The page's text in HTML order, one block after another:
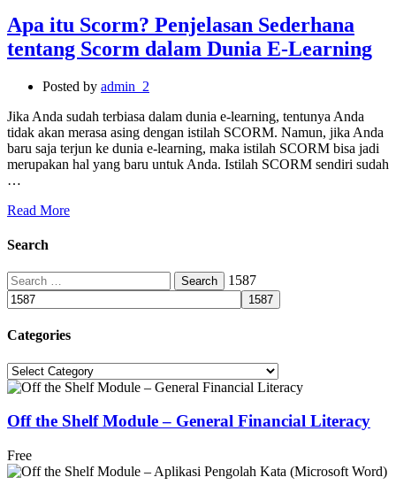
Apa itu Scorm? Penjelasan Sederhana
tentang Scorm dalam Dunia E-Learning
Posted by admin_2
Jika Anda sudah terbiasa dalam dunia e-learning, tentunya Anda
tidak akan merasa asing dengan istilah SCORM. Namun, jika Anda
baru saja terjun ke dunia e-learning, maka istilah SCORM bisa jadi
merupakan hal yang baru untuk Anda. Istilah SCORM sendiri sudah
…
Read More
Search
Search
for:
1587
Categories
Categories
Off the Shelf Module – General Financial Literacy
Free